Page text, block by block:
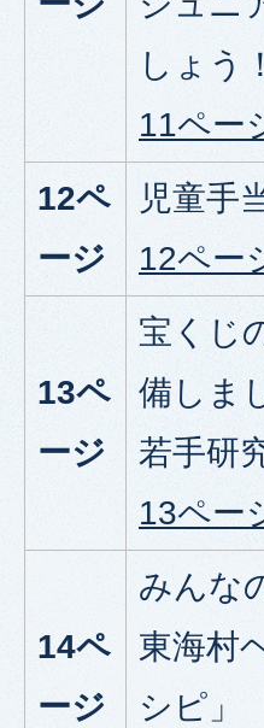
しょう！
11ペー
12ペ
ージ
児童手
12ペー
13ペ
ージ
宝くじ
備しま
若手研
13ペー
14ペ
ージ
みんな
東海村
シピ」